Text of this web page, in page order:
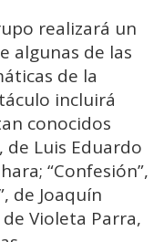
realizará un
algunas de las
de la
incluirá
conocidos
de Luis Eduardo
“Confesión”,
de Joaquín
de Violeta Parra,